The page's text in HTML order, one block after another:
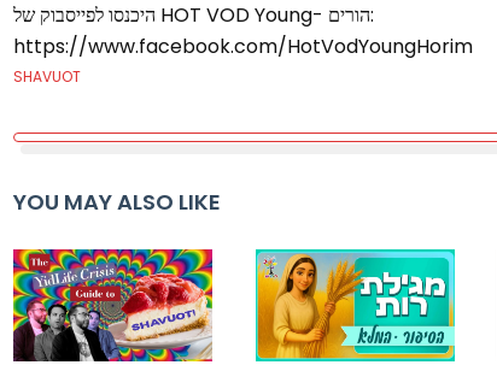
היכנסו לפייסבוק של HOT VOD Young- הורים:
https://www.facebook.com/HotVodYoungHorim
SHAVUOT
YOU MAY ALSO LIKE